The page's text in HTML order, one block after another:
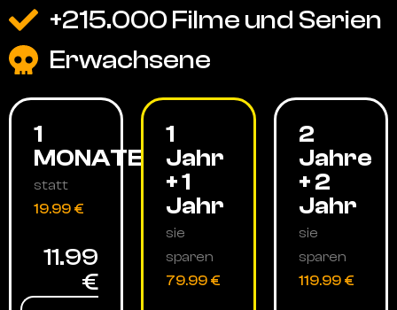
+215.000 Filme und Serien
Erwachsene
1
MONATE
statt
19.99 €
11.99
€
1
Jahr
+ 1
Jahr
sie
sparen
79.99 €
2
Jahre
+ 2
Jahr
sie
sparen
119.99 €